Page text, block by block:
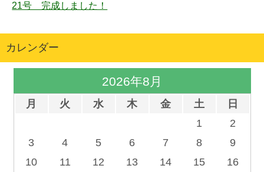
21号 完成しました！
カレンダー
2026年8月
月 火 水 木 金 土 日
1
2
3
4 5 6 7 8
9
10
11 12 13 14 15
16